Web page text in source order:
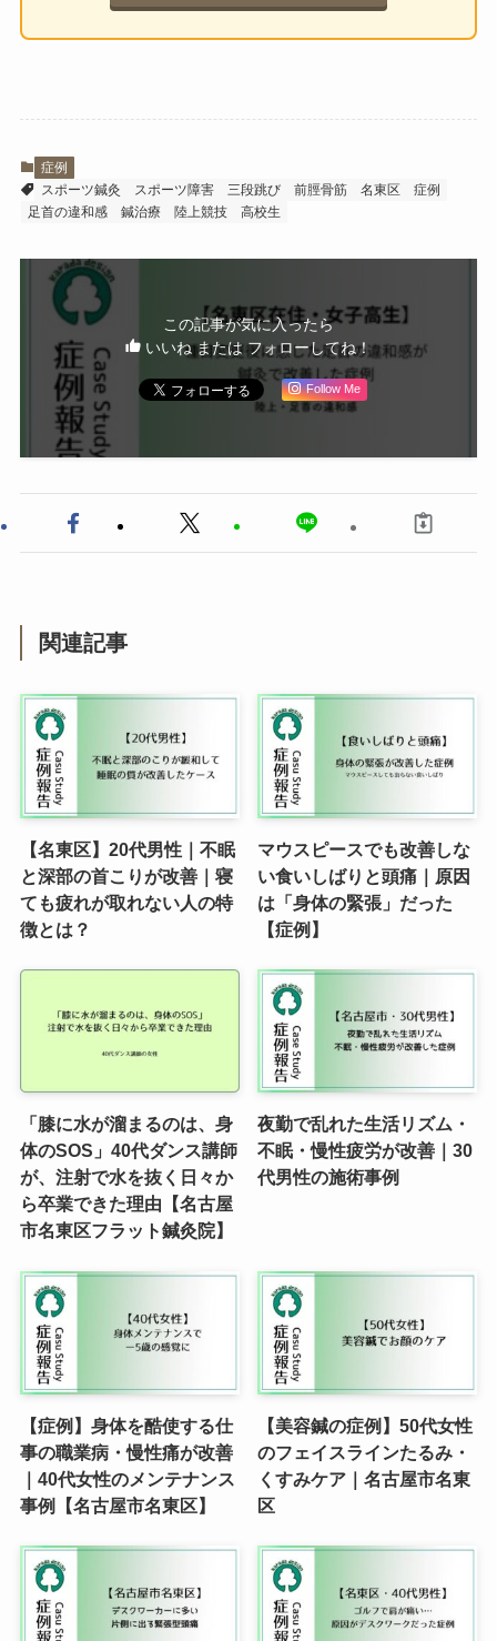
症例
スポーツ鍼灸
スポーツ障害 三段跳び 前脛骨筋 名東区
症例
足首の違和感
鍼治療 陸上競技 高校生
この記事が気に入ったら
いいね または フォローしてね！
Follow Me
関連記事
【名東区】20代男性｜不眠
と深部の首こりが改善｜寝
ても疲れが取れない人の特
徴とは？
マウスピースでも改善しな
い食いしばりと頭痛｜原因
は「身体の緊張」だった
【症例】
「膝に水が溜まるのは、身
体のSOS」40代ダンス講師
が、注射で水を抜く日々か
ら卒業できた理由【名古屋
市名東区フラット鍼灸院】
夜勤で乱れた生活リズム・
不眠・慢性疲労が改善｜30
代男性の施術事例
【症例】身体を酷使する仕
事の職業病・慢性痛が改善
｜40代女性のメンテナンス
事例【名古屋市名東区】
【美容鍼の症例】50代女性
のフェイスラインたるみ・
くすみケア｜名古屋市名東
区